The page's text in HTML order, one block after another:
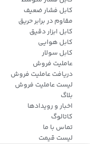
کابل فشار ضعیف
مقاوم در برابر حریق
کابل ابزار دقیق
کابل هوایی
کابل سولار
عاملیت فروش
دریافت عاملیت فروش
لیست عاملیت فروش
بلاگ
اخبار و رویدادها
کاتالوگ
تماس با ما
لیست قیمت